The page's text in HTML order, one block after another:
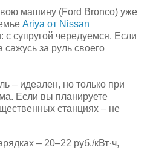
машину (Ford Bronco) уже
Ariya от Nissan
с супругой чередуемся. Если
сажусь за руль своего
– идеален, но только при
Если вы планируете
станциях – не
– 20–22 руб./кВт·ч,